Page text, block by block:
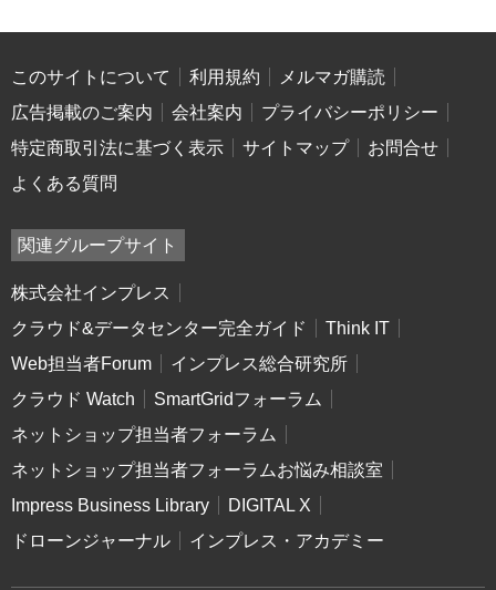
このサイトについて 利用規約
メルマガ購読
広告掲載のご案内
会社案内
プライバシーポリシー
特定商取引法に基づく表示
サイトマップ
お問合せ
よくある質問
関連グループサイト
株式会社インプレス
クラウド&データセンター完全ガイド
Think IT
Web担当者Forum
インプレス総合研究所
クラウド Watch
SmartGridフォーラム
ネットショップ担当者フォーラム
ネットショップ担当者フォーラムお悩み相談室
Impress Business Library
DIGITAL X
ドローンジャーナル
インプレス・アカデミー